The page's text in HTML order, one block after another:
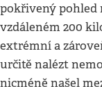
pokřivený pohled
vzdáleném 200
extrémní a
určitě nalézt
nicméně našel